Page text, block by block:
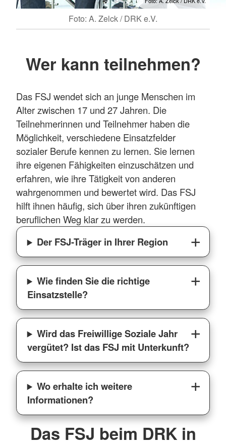
Foto: A. Zelck / DRK e.V.
Wer kann teilnehmen?
Das FSJ wendet sich an junge Menschen im
Alter zwischen 17 und 27 Jahren. Die
Teilnehmerinnen und Teilnehmer haben die
Möglichkeit, verschiedene Einsatzfelder
sozialer Berufe kennen zu lernen. Sie lernen
ihre eigenen Fähigkeiten einzuschätzen und
erfahren, wie ihre Tätigkeit von anderen
wahrgenommen und bewertet wird. Das FSJ
hilft ihnen häufig, sich über ihren zukünftigen
beruflichen Weg klar zu werden.
Der FSJ-Träger in Ihrer Region
Wie finden Sie die richtige
Einsatzstelle?
Wird das Freiwillige Soziale Jahr
vergütet? Ist das FSJ mit Unterkunft?
Wo erhalte ich weitere
Informationen?
Das FSJ beim DRK in